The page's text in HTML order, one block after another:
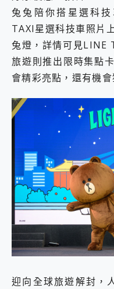
兔兔陪你搭星選科
TAXI星選科技車照片
兔燈，詳情可見LINE
旅遊則推出限時集點
會精彩亮點，還有機
迎向全球旅遊解封，